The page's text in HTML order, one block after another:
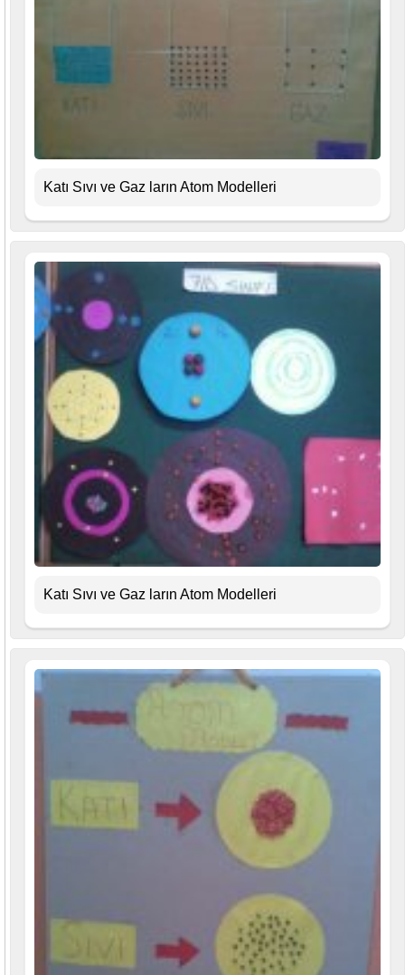
Katı Sıvı ve Gaz ların Atom Modelleri
Katı Sıvı ve Gaz ların Atom Modelleri